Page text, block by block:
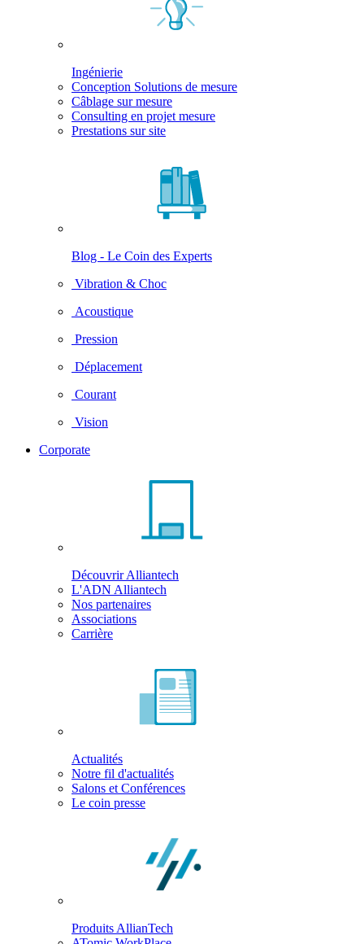
Ingénierie
Conception Solutions de mesure
Câblage sur mesure
Consulting en projet mesure
Prestations sur site
Blog - Le Coin des Experts
Vibration & Choc
Acoustique
Pression
Déplacement
Courant
Vision
Corporate
Découvrir Alliantech
L'ADN Alliantech
Nos partenaires
Associations
Carrière
Actualités
Notre fil d'actualités
Salons et Conférences
Le coin presse
Produits AllianTech